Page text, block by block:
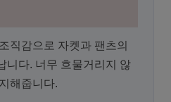
직감으로 자켓과 팬츠의
니다. 너무 흐물거리지 않
해줍니다.